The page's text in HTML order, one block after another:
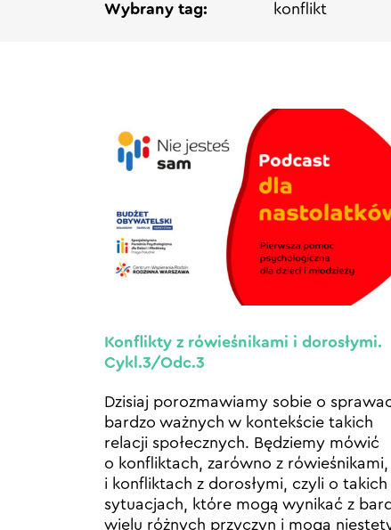
Wybrany tag: konflikt
Konflikty z rówieśnikami i dorosłymi.
Cykl.3/Odc.3
Dzisiaj porozmawiamy sobie o
bardzo ważnych w kontekście takich
relacji społecznych. Będziemy mówić
o konfliktach, zarówno z rówieśnikami,
i konfliktach z dorosłymi, czyli o takich
sytuacjach, które mogą wynikać z
wielu różnych przyczyn i mogą